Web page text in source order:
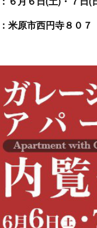
米原市西円寺８０７